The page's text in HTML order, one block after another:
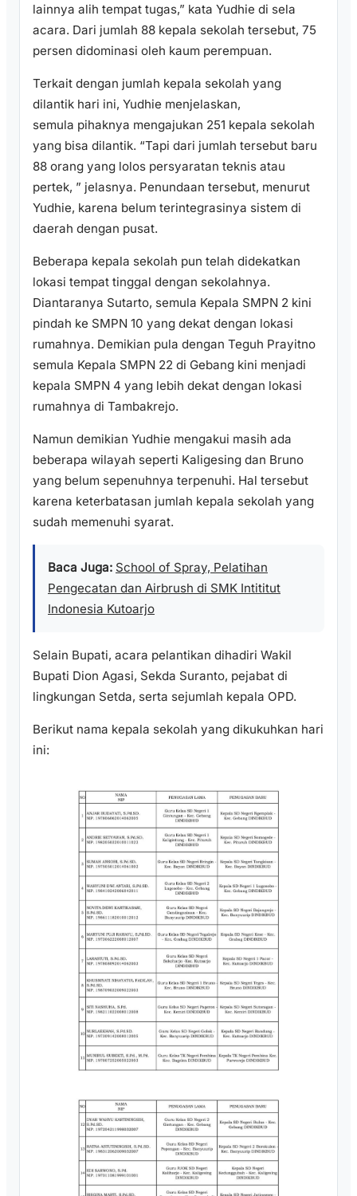
lainnya alih tempat tugas,” kata Yudhie di sela
acara. Dari jumlah 88 kepala sekolah tersebut, 75
persen didominasi oleh kaum perempuan.
Terkait dengan jumlah kepala sekolah yang
dilantik hari ini, Yudhie menjelaskan,
semula pihaknya mengajukan 251 kepala sekolah
yang bisa dilantik. “Tapi dari jumlah tersebut baru
88 orang yang lolos persyaratan teknis atau
pertek, ” jelasnya. Penundaan tersebut, menurut
Yudhie, karena belum terintegrasinya sistem di
daerah dengan pusat.
Beberapa kepala sekolah pun telah didekatkan
lokasi tempat tinggal dengan sekolahnya.
Diantaranya Sutarto, semula Kepala SMPN 2 kini
pindah ke SMPN 10 yang dekat dengan lokasi
rumahnya. Demikian pula dengan Teguh Prayitno
semula Kepala SMPN 22 di Gebang kini menjadi
kepala SMPN 4 yang lebih dekat dengan lokasi
rumahnya di Tambakrejo.
Namun demikian Yudhie mengakui masih ada
beberapa wilayah seperti Kaligesing dan Bruno
yang belum sepenuhnya terpenuhi. Hal tersebut
karena keterbatasan jumlah kepala sekolah yang
sudah memenuhi syarat.
Baca Juga: School of Spray, Pelatihan
Pengecatan dan Airbrush di SMK Intititut
Indonesia Kutoarjo
Selain Bupati, acara pelantikan dihadiri Wakil
Bupati Dion Agasi, Sekda Suranto, pejabat di
lingkungan Setda, serta sejumlah kepala OPD.
Berikut nama kepala sekolah yang dikukuhkan hari
ini: